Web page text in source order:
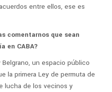
entre ellos, ese es
comentarnos que sean
en CABA?
un espacio público
la primera Ley de permuta de
lucha de los vecinos y